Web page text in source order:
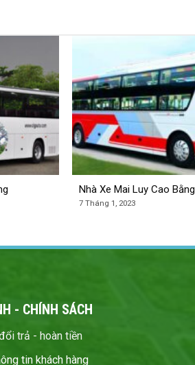
Nhà Xe Mai Luy Cao Bằng
7 Tháng 1, 2023
- CHÍNH SÁCH
trả - hoàn tiền
tin khách hàng